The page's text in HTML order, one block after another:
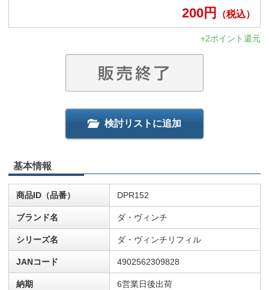
200円 （税込）
+2ポイント還元
検討リストに追加
基本情報
商品ID（品番） DPR152
ブランド名 ダ・ヴィンチ
シリーズ名 ダ・ヴィンチリフィル
JANコード 4902562309828
納期 6営業日後出荷